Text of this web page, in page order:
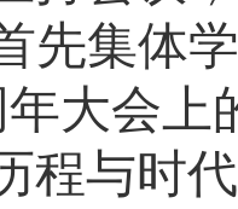
先集体
年大会
程与时